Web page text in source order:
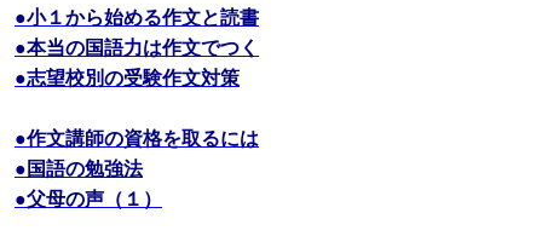
●小１から始める作文と読書
●本当の国語力は作文でつく
●志望校別の受験作文対策
●作文講師の資格を取るには
●国語の勉強法
●父母の声（１）